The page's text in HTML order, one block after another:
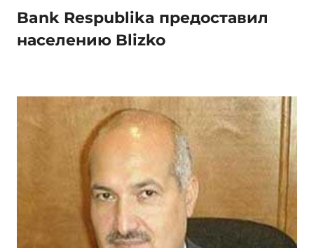
Bank Respublika предоставил
населению Blizko